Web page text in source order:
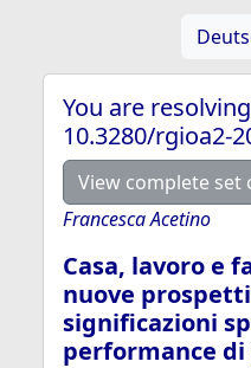
You are
10.3280/rgioa2-
View complete set
Francesca Acetino
Casa, lavoro e
nuove
significazioni
performance di